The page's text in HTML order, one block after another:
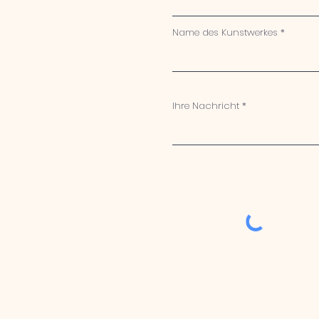
Name des Kunstwerkes
Ihre Nachricht